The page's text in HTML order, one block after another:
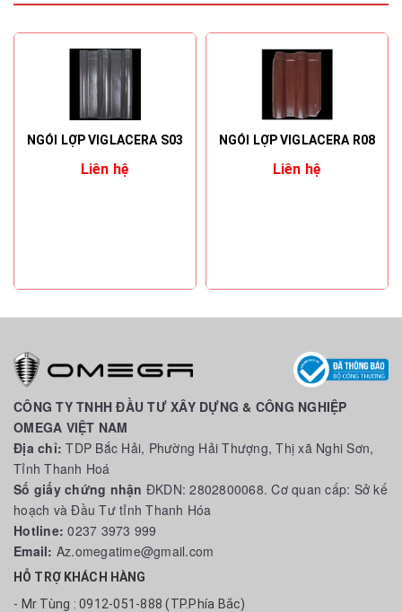
NGÓI LỢP VIGLACERA S03
Liên hệ
NGÓI LỢP VIGLACERA R08
Liên hệ
CÔNG TY TNHH ĐẦU TƯ XÂY DỰNG & CÔNG NGHIỆP
OMEGA VIỆT NAM
Địa chỉ:TDP Bắc Hải, Phường Hải Thượng, Thị xã Nghi Sơn,
Tỉnh Thanh Hoá
Số giấy chứng nhận ĐKDN: 2802800068. Cơ quan cấp: Sở kế
hoạch và Đầu Tư tỉnh Thanh Hóa
Hotline:0237 3973 999
Email: Az.omegatime@gmail.com
HỖ TRỢ KHÁCH HÀNG
- Mr Tùng : 0912-051-888 (TP.Phía Bắc)